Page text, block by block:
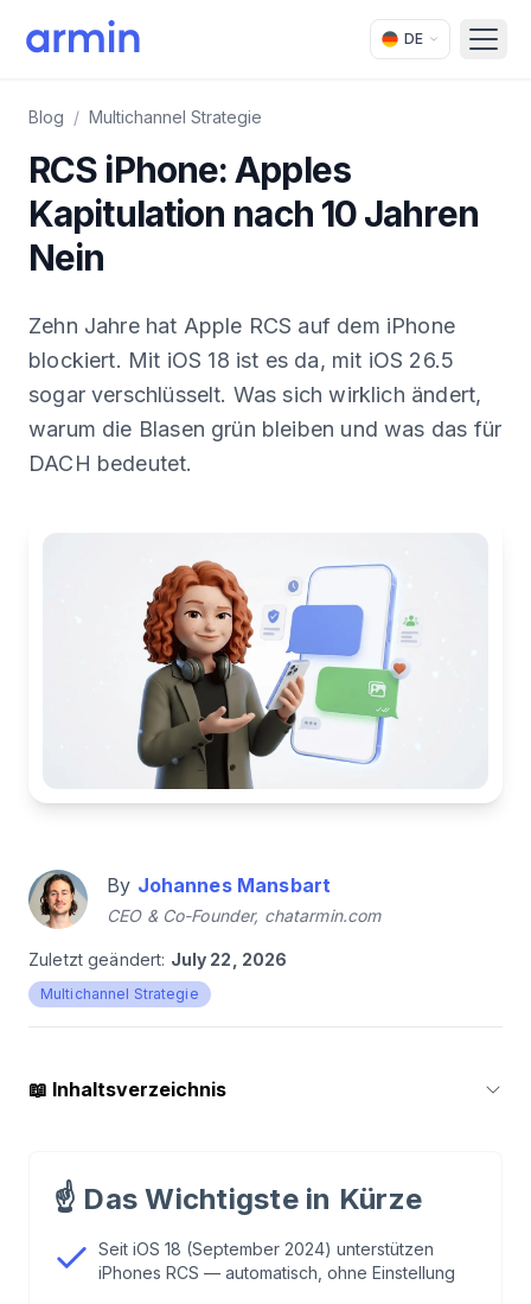
DE
Blog / Multichannel Strategie
RCS iPhone: Apples
Kapitulation nach 10 Jahren
Nein
Zehn Jahre hat Apple RCS auf dem iPhone
blockiert. Mit iOS 18 ist es da, mit iOS 26.5
sogar verschlüsselt. Was sich wirklich ändert,
warum die Blasen grün bleiben und was das für
DACH bedeutet.
By Johannes Mansbart
CEO & Co-Founder, chatarmin.com
Zuletzt geändert: July 22, 2026
Multichannel Strategie
📖 Inhaltsverzeichnis
Was Apple wirklich umgestimmt hat: EU-Druck
Was sich jetzt auf deinem iPhone ändert
☝️ Das Wichtigste in Kürze
Seit iOS 18 (September 2024) unterstützen
iPhones RCS — automatisch, ohne Einstellung